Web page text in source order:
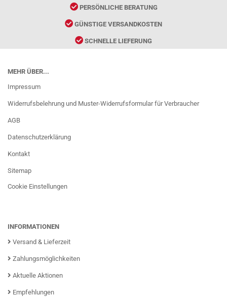
PERSÖNLICHE BERATUNG
GÜNSTIGE VERSANDKOSTEN
SCHNELLE LIEFERUNG
MEHR ÜBER...
Impressum
Widerrufsbelehrung und Muster-Widerrufsformular für Verbraucher
AGB
Datenschutzerklärung
Kontakt
Sitemap
Cookie Einstellungen
INFORMATIONEN
Versand & Lieferzeit
Zahlungsmöglichkeiten
Aktuelle Aktionen
Empfehlungen